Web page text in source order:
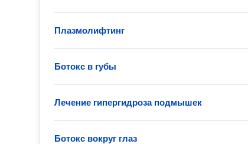
Плазмолифтинг
Ботокс в губы
Лечение гипергидроза подмышек
Ботокс вокруг глаз